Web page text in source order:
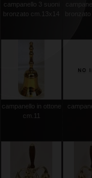
campanello 3 suoni
bronzato cm.13x14
campanello in ottone
cm.11